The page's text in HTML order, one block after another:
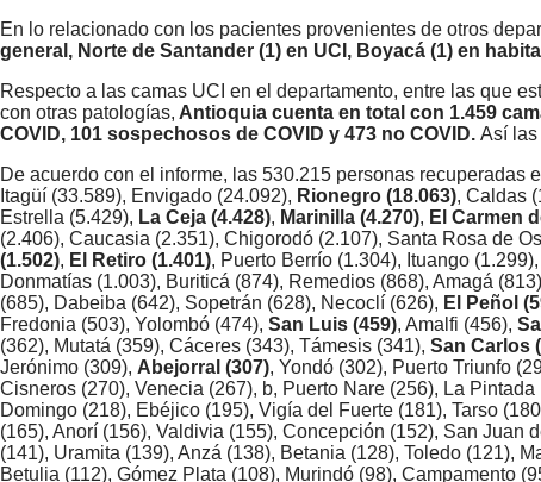
En lo relacionado con los pacientes provenientes de otros
general, Norte de Santander (1) en UCI, Boyacá (1) en
Respecto a las camas UCI en el departamento, entre las que
con otras patologías, Antioquia cuenta en total con 1.459
COVID, 101 sospechosos de COVID y 473 no COVID. Así las
De acuerdo con el informe, las 530.215 personas
Itagüí (33.589), Envigado (24.092), Rionegro (18.063), Caldas
Estrella (5.429), La Ceja (4.428), Marinilla (4.270), El Carmen
(2.406), Caucasia (2.351), Chigorodó (2.107), Santa Rosa de
(1.502), El Retiro (1.401), Puerto Berrío (1.304), Ituango
Donmatías (1.003), Buriticá (874), Remedios (868), Amagá
(685), Dabeiba (642), Sopetrán (628), Necoclí (626), El Peñol
Fredonia (503), Yolombó (474), San Luis (459), Amalfi (456),
(362), Mutatá (359), Cáceres (343), Támesis (341), San Carlos
Jerónimo (309), Abejorral (307), Yondó (302), Puerto Triunfo
Cisneros (270), Venecia (267), b, Puerto Nare (256), La
Domingo (218), Ebéjico (195), Vigía del Fuerte (181), Tarso
(165), Anorí (156), Valdivia (155), Concepción (152), San Juan
(141), Uramita (139), Anzá (138), Betania (128), Toledo (121),
Betulia (112), Gómez Plata (108), Murindó (98), Campamento